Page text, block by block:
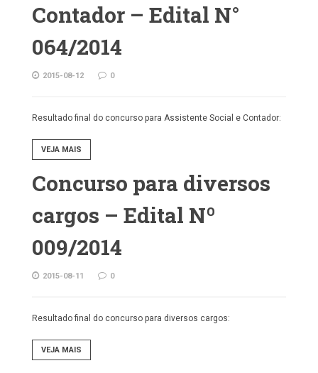
Contador – Edital N°
064/2014
2015-08-12 0
Resultado final do concurso para Assistente Social e Contador:
VEJA MAIS
Concurso para diversos
cargos – Edital Nº
009/2014
2015-08-11 0
Resultado final do concurso para diversos cargos:
VEJA MAIS